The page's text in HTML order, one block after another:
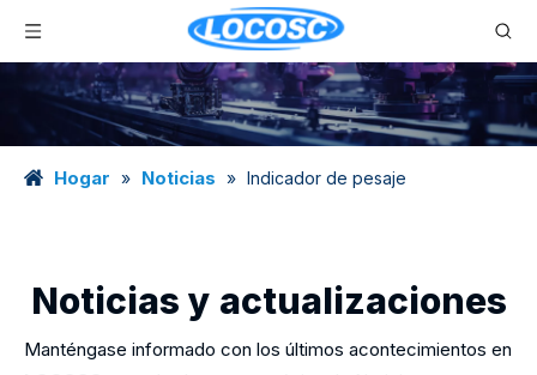
Hogar » Noticias » Indicador de pesaje
Noticias y actualizaciones
Manténgase informado con los últimos acontecimientos en